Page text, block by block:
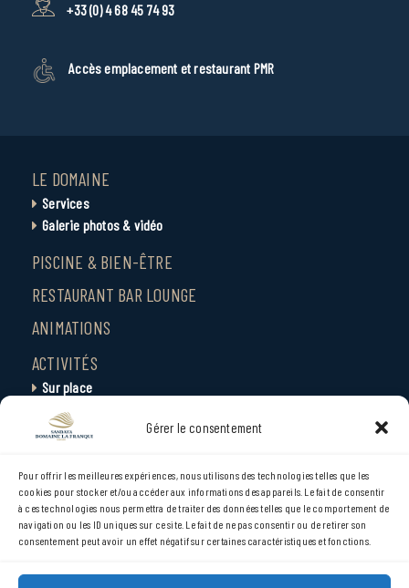
Gérer le consentement
Pour offrir les meilleures expériences, nous utilisons des technologies telles que les
cookies pour stocker et/ou accéder aux informations des appareils. Le fait de consentir
à ces technologies nous permettra de traiter des données telles que le comportement de
navigation ou les ID uniques sur ce site. Le fait de ne pas consentir ou de retirer son
consentement peut avoir un effet négatif sur certaines caractéristiques et fonctions.
+33 (0) 4 68 45 74 93
Accès emplacement et restaurant PMR
LE DOMAINE
Services
Galerie photos & vidéo
PISCINE & BIEN-ÊTRE
RESTAURANT BAR LOUNGE
ANIMATIONS
ACTIVITÉS
Sur place
Environs
Villes et Sites
SERVICE-CENTER
CONTACT
ACCÈS
ACTUALITÉS